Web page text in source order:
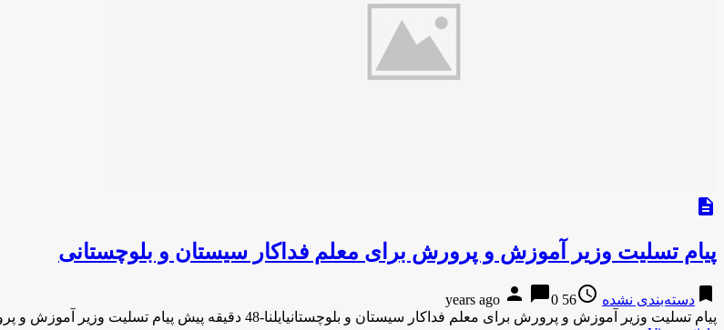
description
پیام تسلیت وزیر آموزش و پرورش برای معلم فداکار سیستان و بلوچستانی
bookmark دسته‌بندی نشده access_time
56 years ago
person chat_bubble0
پیام تسلیت وزیر آموزش و پرورش برای معلم فداکار سیستان و بلوچستانیایلنا-48 دقیقه پیش پیام تسلیت وزیر آموزش و پرورش …